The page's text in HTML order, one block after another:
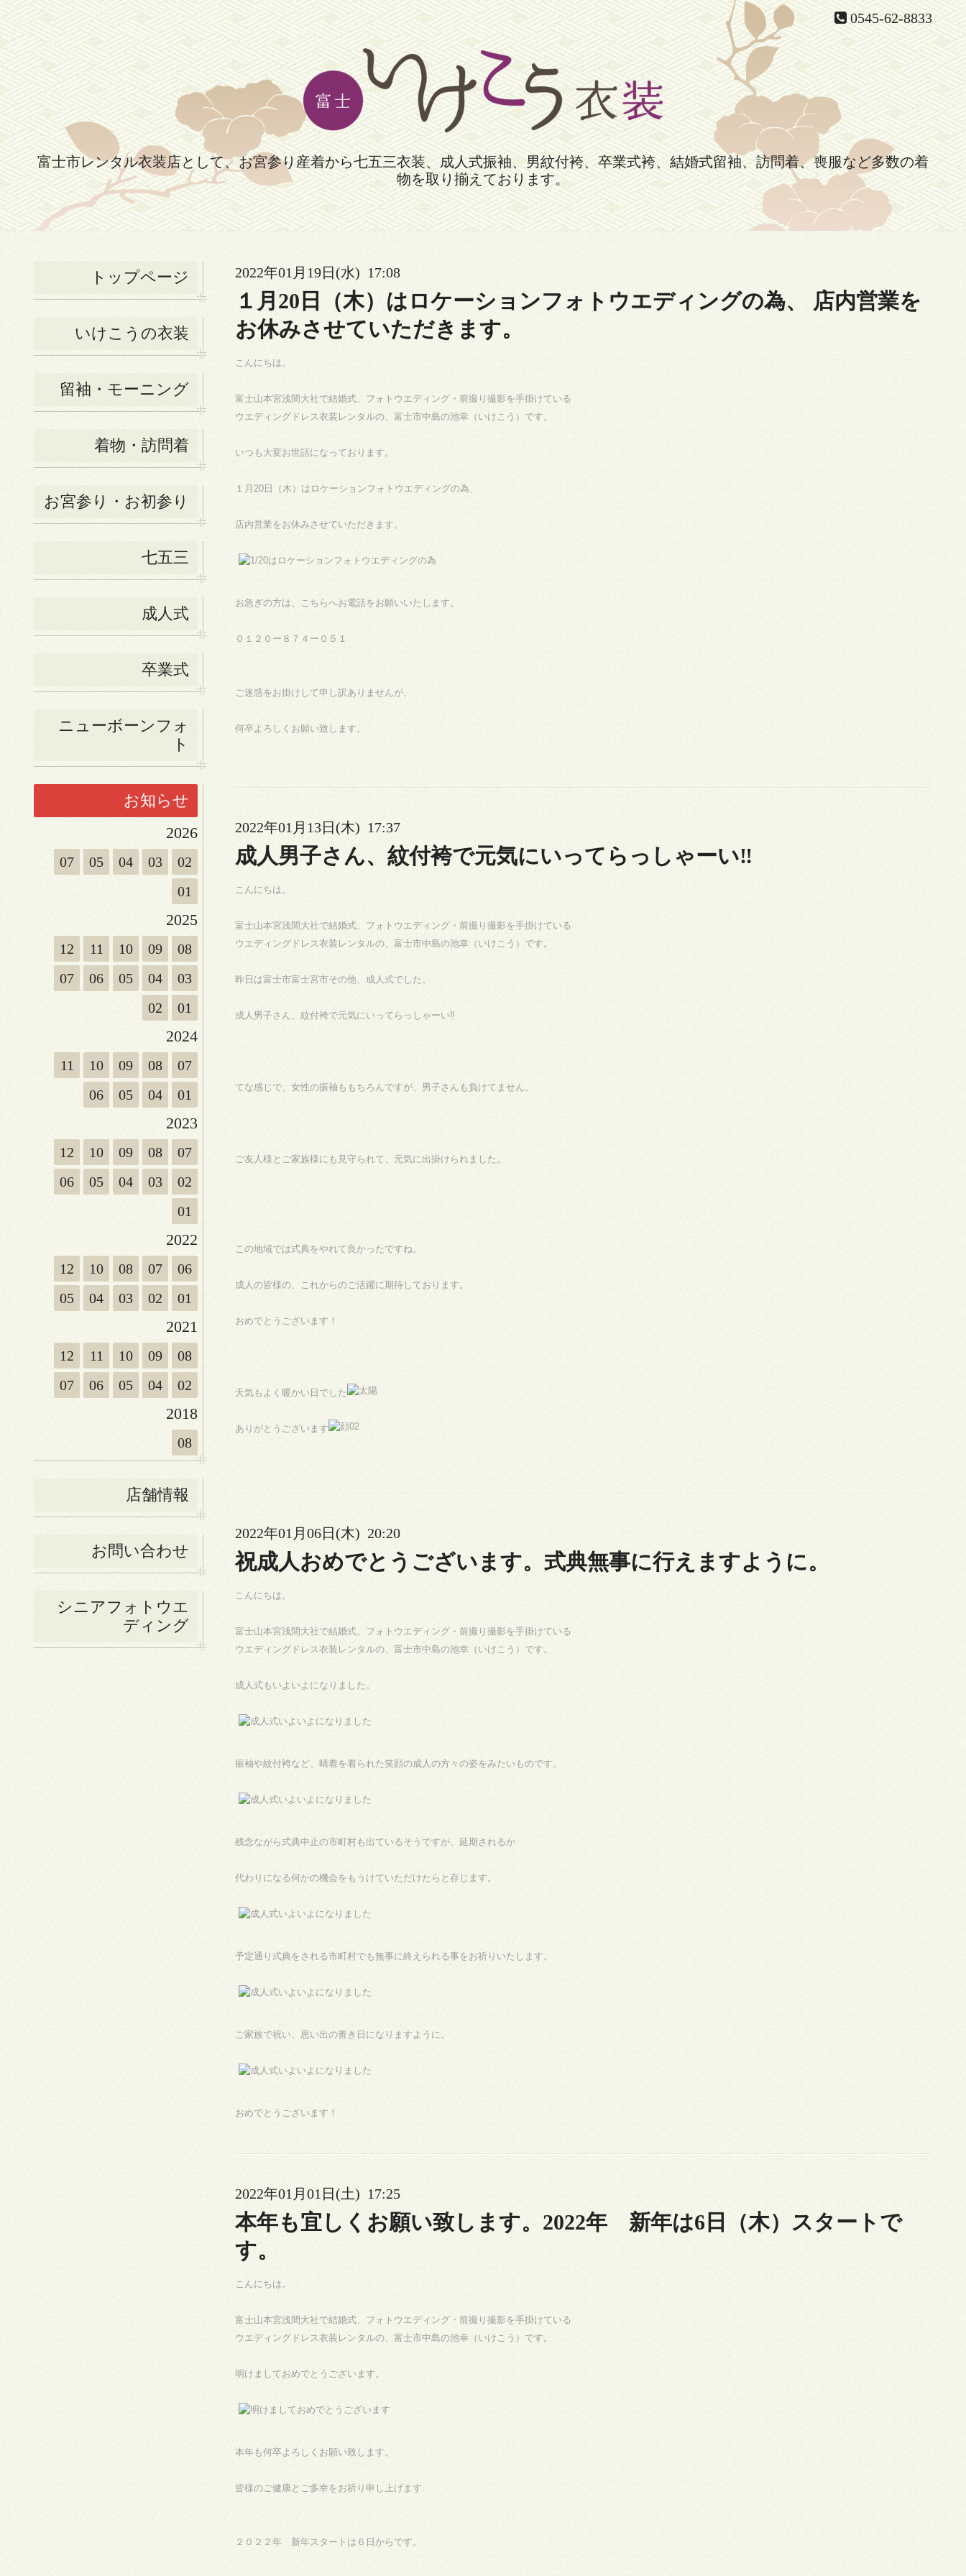
0545-62-8833
富士市レンタル衣装店として、お宮参り産着から七五三衣装、成人式振袖、男紋付袴、卒業式袴、結婚式留袖、訪問着、喪服など多数の着
物を取り揃えております。
トップページ
いけこうの衣装
留袖・モーニング
着物・訪問着
お宮参り・お初参り
七五三
成人式
卒業式
ニューボーンフォ
ト
お知らせ
2026
07 05 04 03
02
01
2025
12 11 10 09
08
07
06 05 04
03
02
01
2024
11 10 09 08
07
06
05 04 01
2023
12 10 09 08
07
06
05 04 03
02
01
2022
12 10 08 07
06
05
04 03 02 01
2021
12 11 10 09
08
07
06 05 04 02
2018
08
店舗情報
お問い合わせ
シニアフォトウエ
ディング
2022年01月19日(水) 17:08
１月20日（木）はロケーションフォトウエディングの為、 店内営業を
お休みさせていただきます。
こんにちは。
富士山本宮浅間大社で結婚式、フォトウエディング・前撮り撮影を手掛けている
ウエディングドレス衣装レンタルの、富士市中島の池幸（いけこう）です。
いつも大変お世話になっております。
１月20日（木）はロケーションフォトウエディングの為、
店内営業をお休みさせていただきます。
お急ぎの方は、こちらへお電話をお願いいたします。
０１２０ー８７４ー０５１
ご迷惑をお掛けして申し訳ありませんが、
何卒よろしくお願い致します。
2022年01月13日(木) 17:37
成人男子さん、紋付袴で元気にいってらっしゃーい‼
こんにちは。
富士山本宮浅間大社で結婚式、フォトウエディング・前撮り撮影を手掛けている
ウエディングドレス衣装レンタルの、富士市中島の池幸（いけこう）です。
昨日は富士市富士宮市その他、成人式でした。
成人男子さん、紋付袴で元気にいってらっしゃーい‼
てな感じで、女性の振袖ももちろんですが、男子さんも負けてません。
ご友人様とご家族様にも見守られて、元気に出掛けられました。
この地域では式典をやれて良かったですね。
成人の皆様の、これからのご活躍に期待しております。
おめでとうございます！
天気もよく暖かい日でした
ありがとうございます
2022年01月06日(木) 20:20
祝成人おめでとうございます。式典無事に行えますように。
こんにちは。
富士山本宮浅間大社で結婚式、フォトウエディング・前撮り撮影を手掛けている
ウエディングドレス衣装レンタルの、富士市中島の池幸（いけこう）です。
成人式もいよいよになりました。
振袖や紋付袴など、晴着を着られた笑顔の成人の方々の姿をみたいものです。
残念ながら式典中止の市町村も出ているそうですが、延期されるか
代わりになる何かの機会をもうけていただけたらと存じます。
予定通り式典をされる市町村でも無事に終えられる事をお祈りいたします。
ご家族で祝い、思い出の善き日になりますように。
おめでとうございます！
2022年01月01日(土) 17:25
本年も宜しくお願い致します。2022年 新年は6日（木）スタートで
す。
こんにちは。
富士山本宮浅間大社で結婚式、フォトウエディング・前撮り撮影を手掛けている
ウエディングドレス衣装レンタルの、富士市中島の池幸（いけこう）です。
明けましておめでとうございます。
本年も何卒よろしくお願い致します。
皆様のご健康とご多幸をお祈り申し上げます.
２０２２年 新年スタートは６日からです。